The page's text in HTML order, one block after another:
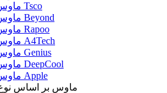
ماوس Tsco
ماوس Beyond
ماوس Rapoo
ماوس A4Tech
ماوس Genius
ماوس DeepCool
ماوس Apple
ماوس بر اساس